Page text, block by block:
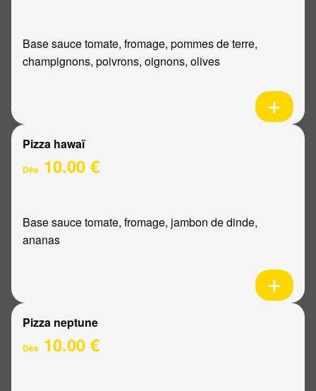
Base sauce tomate, fromage, pommes de terre,
champignons, poivrons, oignons, olives
Pizza hawaï
Dès 10.00 €
Base sauce tomate, fromage, jambon de dinde,
ananas
Pizza neptune
Dès 10.00 €